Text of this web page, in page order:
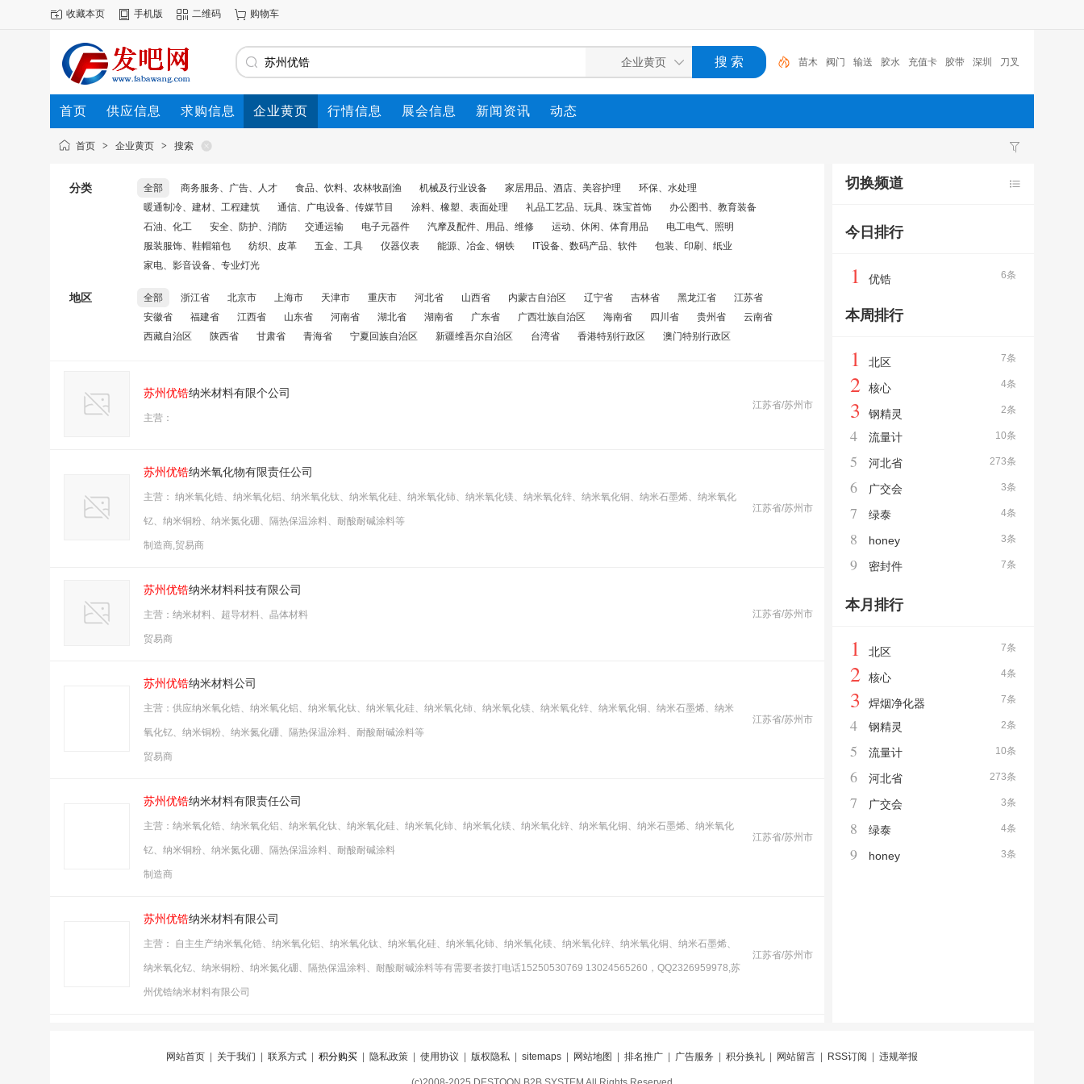
收藏本页 手机版 二维码 购物车
苗木 阀门 输送 胶水 充值卡 胶带 深圳 刀叉
润滑油 石家庄 苗木
首页 供应信息 求购信息 企业黄页 行情信息 展会信息 新闻资讯 动态
首页 > 企业黄页 > 搜索
分类 全部 商务服务、广告、人才 食品、饮料、农林牧副渔 机械及行业设备 家居用品、酒店、美容护理
环保、水处理
暖通制冷、建材、工程建筑
通信、广电设备、传媒节目 涂料、橡塑、表面处理 礼品工艺品、玩具、珠宝首饰
办公图书、教育装备
石油、化工
安全、防护、消防 交通运输 电子元器件 汽摩及配件、用品、维修 运动、休闲、体育用品
电工电气、照明
服装服饰、鞋帽箱包
纺织、皮革 五金、工具 仪器仪表 能源、冶金、钢铁 IT设备、数码产品、软件
包装、印刷、纸业
家电、影音设备、专业灯光
地区 全部 浙江省 北京市 上海市 天津市 重庆市 河北省 山西省 内蒙古自治区 辽宁省 吉林省 黑龙江省
江苏省
安徽省
福建省 江西省 山东省 河南省 湖北省 湖南省 广东省 广西壮族自治区 海南省 四川省 贵州省
云南省
西藏自治区
陕西省 甘肃省 青海省 宁夏回族自治区 新疆维吾尔自治区 台湾省 香港特别行政区 澳门特别行政区
苏州优锆纳米材料有限个公司
主营：
江苏省/苏州市
苏州优锆纳米氧化物有限责任公司
主营： 纳米氧化锆、纳米氧化铝、纳米氧化钛、纳米氧化硅、纳米氧化铈、纳米氧化镁、纳米氧化锌、纳米氧化铜、纳米石墨烯、纳米氧化
钇、纳米铜粉、纳米氮化硼、隔热保温涂料、耐酸耐碱涂料等
制造商,贸易商
江苏省/苏州市
苏州优锆纳米材料科技有限公司
主营：纳米材料、超导材料、晶体材料
贸易商
江苏省/苏州市
苏州优锆纳米材料公司
主营：供应纳米氧化锆、纳米氧化铝、纳米氧化钛、纳米氧化硅、纳米氧化铈、纳米氧化镁、纳米氧化锌、纳米氧化铜、纳米石墨烯、纳米
氧化钇、纳米铜粉、纳米氮化硼、隔热保温涂料、耐酸耐碱涂料等
贸易商
江苏省/苏州市
苏州优锆纳米材料有限责任公司
主营：纳米氧化锆、纳米氧化铝、纳米氧化钛、纳米氧化硅、纳米氧化铈、纳米氧化镁、纳米氧化锌、纳米氧化铜、纳米石墨烯、纳米氧化
钇、纳米铜粉、纳米氮化硼、隔热保温涂料、耐酸耐碱涂料
制造商
江苏省/苏州市
苏州优锆纳米材料有限公司
主营： 自主生产纳米氧化锆、纳米氧化铝、纳米氧化钛、纳米氧化硅、纳米氧化铈、纳米氧化镁、纳米氧化锌、纳米氧化铜、纳米石墨烯、
纳米氧化钇、纳米铜粉、纳米氮化硼、隔热保温涂料、耐酸耐碱涂料等有需要者拨打电话15250530769 13024565260，QQ2326959978,苏
州优锆纳米材料有限公司
江苏省/苏州市
切换频道
今日排行
6条
1 优锆
本周排行
7条
1 北区
4条
2 核心
2条
3 钢精灵
10条
4 流量计
273条
5 河北省
3条
6 广交会
4条
7 绿泰
3条
8 honey
7条
9 密封件
本月排行
7条
1 北区
4条
2 核心
7条
3 焊烟净化器
2条
4 钢精灵
10条
5 流量计
273条
6 河北省
3条
7 广交会
4条
8 绿泰
3条
9 honey
网站首页 关于我们 联系方式 积分购买 隐私政策 使用协议 版权隐私 sitemaps 网站地图 排名推广 广告服务 积分换礼 网站留言 RSS订阅 违规举报